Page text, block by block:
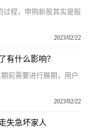
过程，申购新股其实是股
2023/02/22
有什么影响？
前需要进行展期，用户
2023/02/22
失急坏家人